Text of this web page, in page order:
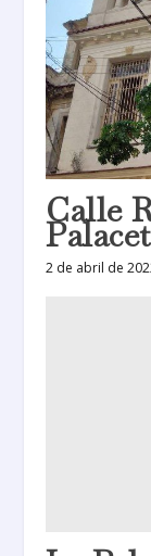
Calle
2 de abril de